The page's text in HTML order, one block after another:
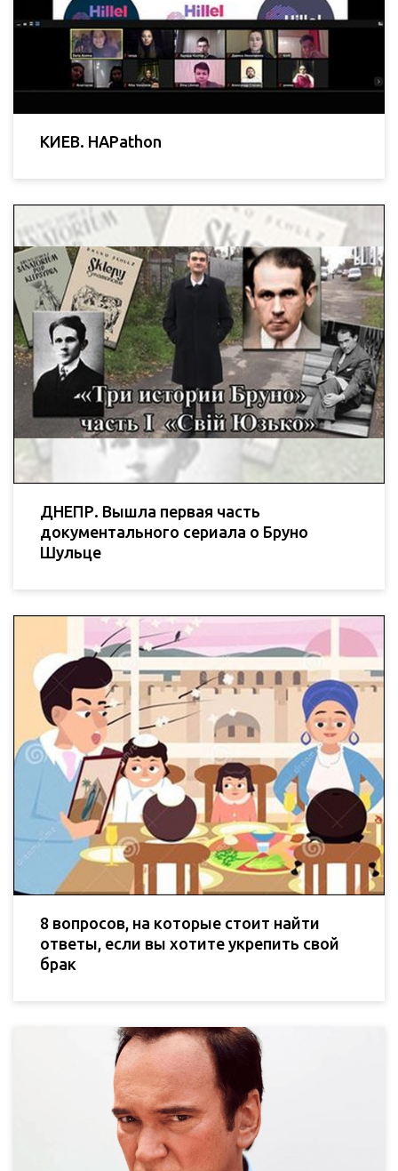
КИЕВ. HAPathon
ДНЕПР. Вышла первая часть
документального сериала о Бруно
Шульце
8 вопросов, на которые стоит найти
ответы, если вы хотите укрепить свой
брак